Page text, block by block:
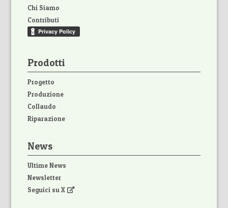
Chi Siamo
Contributi
Prodotti
Progetto
Produzione
Collaudo
Riparazione
News
Ultime News
Newsletter
Seguici su X